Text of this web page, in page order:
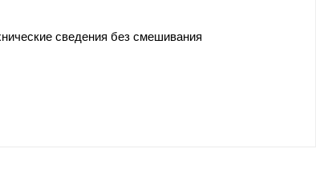
сведения без смешивания